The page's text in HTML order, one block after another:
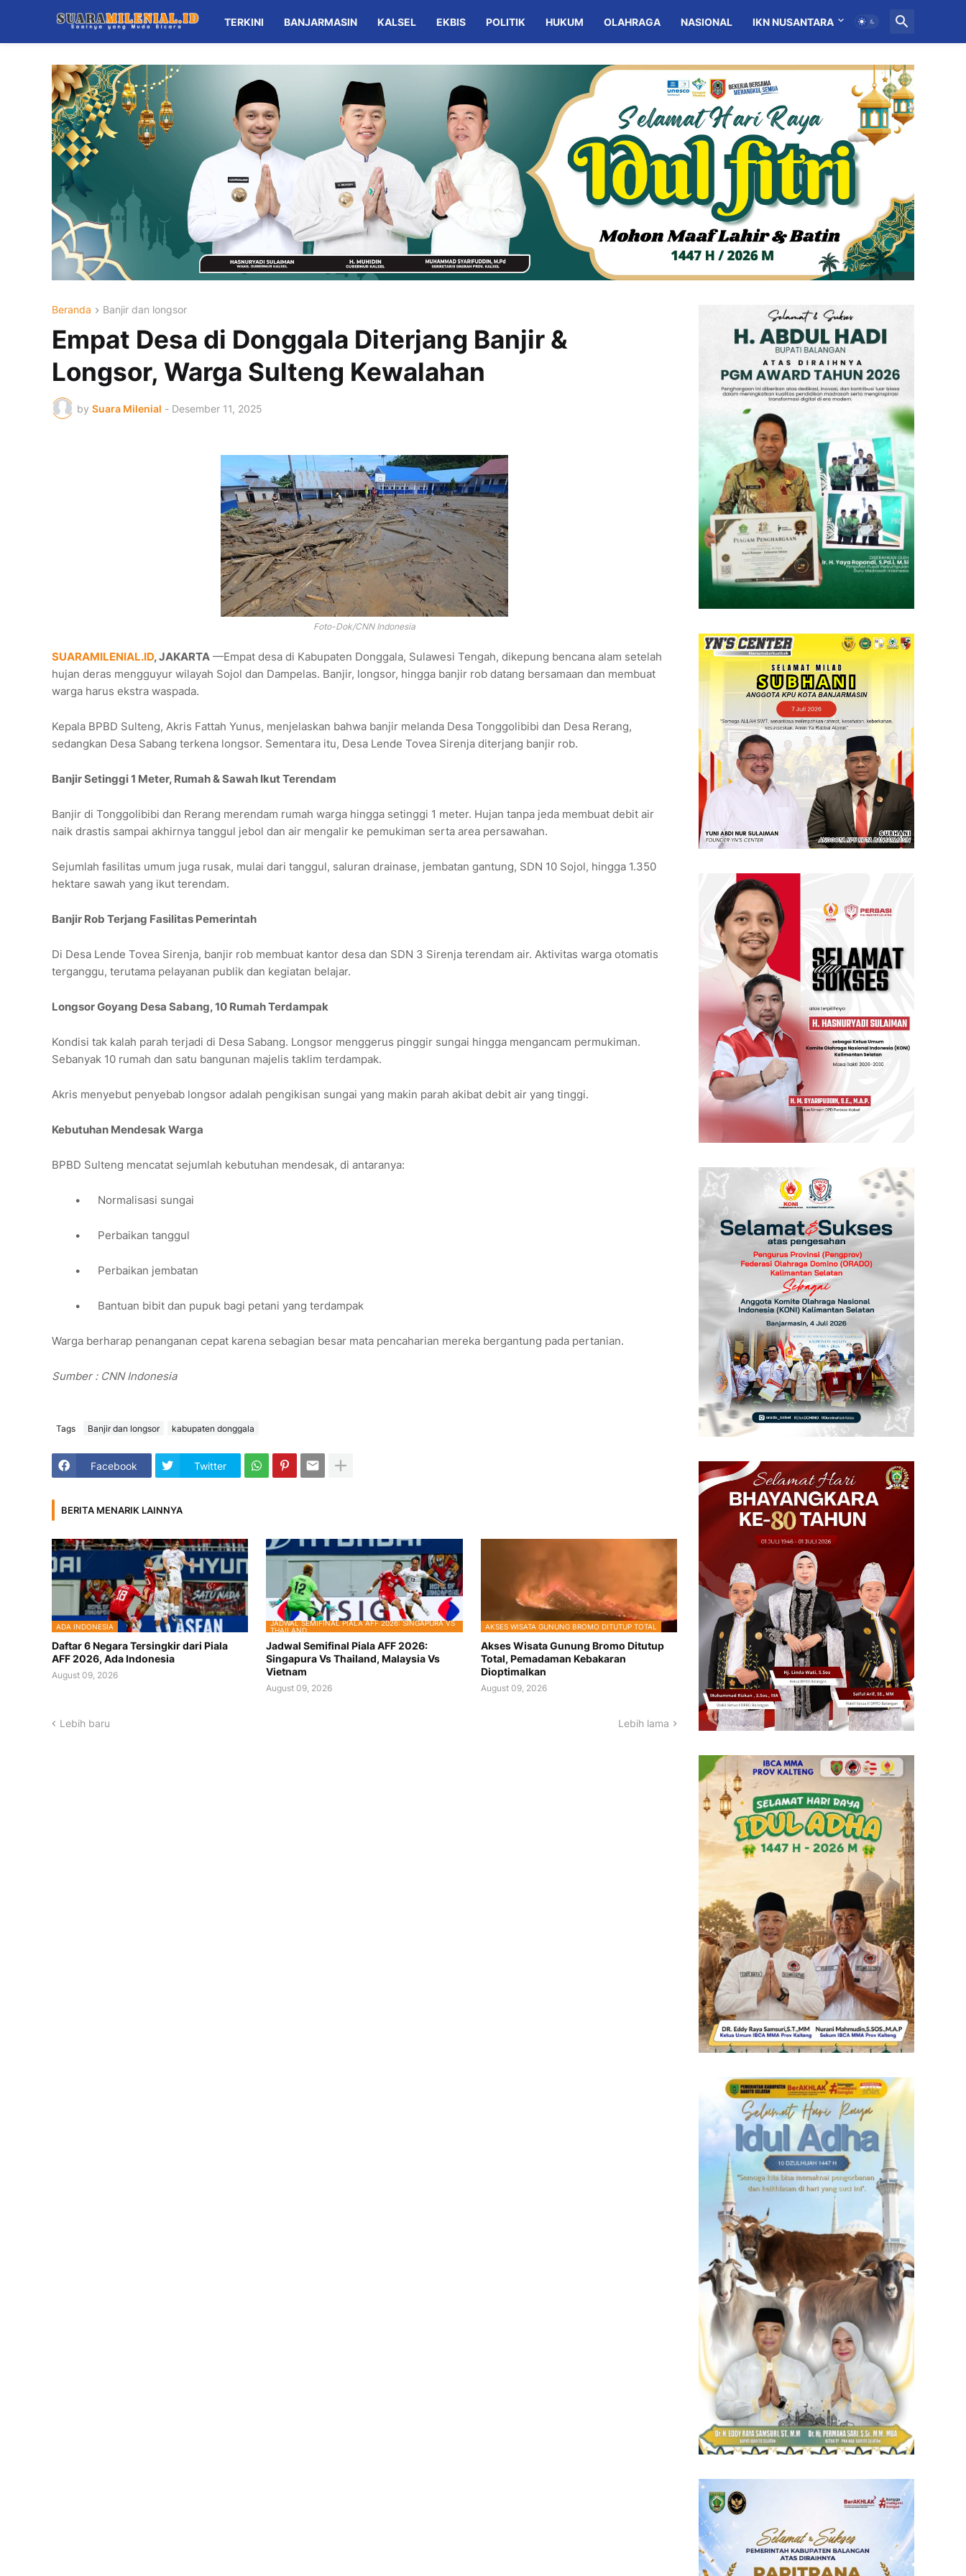
TERKINI BANJARMASIN KALSEL EKBIS POLITIK HUKUM OLAHRAGA NASIONAL IKN NUSANTARA MITRA
Beranda Banjir dan longsor
Empat Desa di Donggala Diterjang Banjir &
Longsor, Warga Sulteng Kewalahan
by Suara Milenial - Desember 11, 2025
Foto-Dok/CNN Indonesia
SUARAMILENIAL.ID, JAKARTA —Empat desa di Kabupaten Donggala, Sulawesi Tengah, dikepung bencana alam setelah
hujan deras mengguyur wilayah Sojol dan Dampelas. Banjir, longsor, hingga banjir rob datang bersamaan dan membuat
warga harus ekstra waspada.
Kepala BPBD Sulteng, Akris Fattah Yunus, menjelaskan bahwa banjir melanda Desa Tonggolibibi dan Desa Rerang,
sedangkan Desa Sabang terkena longsor. Sementara itu, Desa Lende Tovea Sirenja diterjang banjir rob.
Banjir Setinggi 1 Meter, Rumah & Sawah Ikut Terendam
Banjir di Tonggolibibi dan Rerang merendam rumah warga hingga setinggi 1 meter. Hujan tanpa jeda membuat debit air
naik drastis sampai akhirnya tanggul jebol dan air mengalir ke pemukiman serta area persawahan.
Sejumlah fasilitas umum juga rusak, mulai dari tanggul, saluran drainase, jembatan gantung, SDN 10 Sojol, hingga 1.350
hektare sawah yang ikut terendam.
Banjir Rob Terjang Fasilitas Pemerintah
Di Desa Lende Tovea Sirenja, banjir rob membuat kantor desa dan SDN 3 Sirenja terendam air. Aktivitas warga otomatis
terganggu, terutama pelayanan publik dan kegiatan belajar.
Longsor Goyang Desa Sabang, 10 Rumah Terdampak
Kondisi tak kalah parah terjadi di Desa Sabang. Longsor menggerus pinggir sungai hingga mengancam permukiman.
Sebanyak 10 rumah dan satu bangunan majelis taklim terdampak.
Akris menyebut penyebab longsor adalah pengikisan sungai yang makin parah akibat debit air yang tinggi.
Kebutuhan Mendesak Warga
BPBD Sulteng mencatat sejumlah kebutuhan mendesak, di antaranya:
• Normalisasi sungai
• Perbaikan tanggul
• Perbaikan jembatan
• Bantuan bibit dan pupuk bagi petani yang terdampak
Warga berharap penanganan cepat karena sebagian besar mata pencaharian mereka bergantung pada pertanian.
Sumber : CNN Indonesia
Tags Banjir dan longsor kabupaten donggala
Facebook Twitter
BERITA MENARIK LAINNYA
ADA INDONESIA
Daftar 6 Negara Tersingkir dari Piala
AFF 2026, Ada Indonesia
August 09, 2026
JADWAL SEMIFINAL PIALA AFF 2026: SINGAPURA VS
THAILAND
Jadwal Semifinal Piala AFF 2026:
Singapura Vs Thailand, Malaysia Vs
Vietnam
August 09, 2026
AKSES WISATA GUNUNG BROMO DITUTUP TOTAL
Akses Wisata Gunung Bromo Ditutup
Total, Pemadaman Kebakaran
Dioptimalkan
August 09, 2026
Lebih baru Lebih lama